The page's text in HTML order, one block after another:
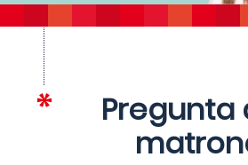
Pregunta